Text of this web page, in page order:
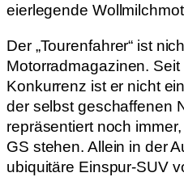
eierlegende
Der „Tourenfahrer“ ist
Motorradmagazinen.
Konkurrenz ist er nicht
der selbst geschaffenen
repräsentiert noch
GS stehen. Allein in der
ubiquitäre Einspur-SUV